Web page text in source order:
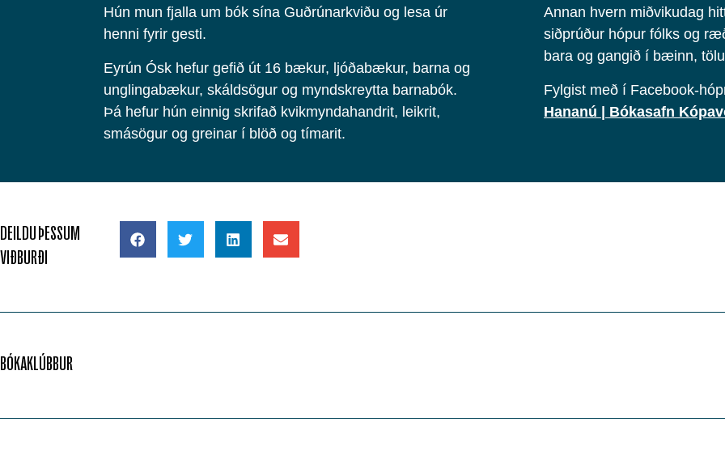
Hún mun fjalla um bók sína Guðrúnarkviðu og lesa úr
henni fyrir gesti.
Eyrún Ósk hefur gefið út 16 bækur, ljóðabækur, barna og
unglingabækur, skáldsögur og myndskreytta barnabók.
Þá hefur hún einnig skrifað kvikmyndahandrit, leikrit,
smásögur og greinar í blöð og tímarit.
Annan hvern miðvikudag
siðprúður hópur fólks og
bara og gangið í bæinn,
Fylgist með í Facebook-
Hananú | Bókasafn
DEILDU ÞESSUM
VIÐBURÐI
BÓKAKLÚBBUR